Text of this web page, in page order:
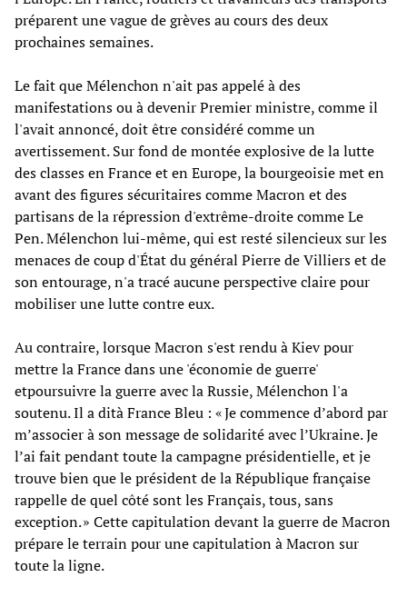
préparent une vague de grèves au cours des deux
prochaines semaines.
Le fait que Mélenchon n'ait pas appelé à des
manifestations ou à devenir Premier ministre, comme il
l'avait annoncé, doit être considéré comme un
avertissement. Sur fond de montée explosive de la lutte
des classes en France et en Europe, la bourgeoisie met en
avant des figures sécuritaires comme Macron et des
partisans de la répression d'extrême-droite comme Le
Pen. Mélenchon lui-même, qui est resté silencieux sur les
menaces de coup d'État du général Pierre de Villiers et de
son entourage, n'a tracé aucune perspective claire pour
mobiliser une lutte contre eux.
Au contraire, lorsque Macron s'est rendu à Kiev pour
mettre la France dans une 'économie de guerre'
etpoursuivre la guerre avec la Russie, Mélenchon l'a
soutenu. Il a dità France Bleu : « Je commence d’abord par
m’associer à son message de solidarité avec l’Ukraine. Je
l’ai fait pendant toute la campagne présidentielle, et je
trouve bien que le président de la République française
rappelle de quel côté sont les Français, tous, sans
exception. » Cette capitulation devant la guerre de Macron
prépare le terrain pour une capitulation à Macron sur
toute la ligne.